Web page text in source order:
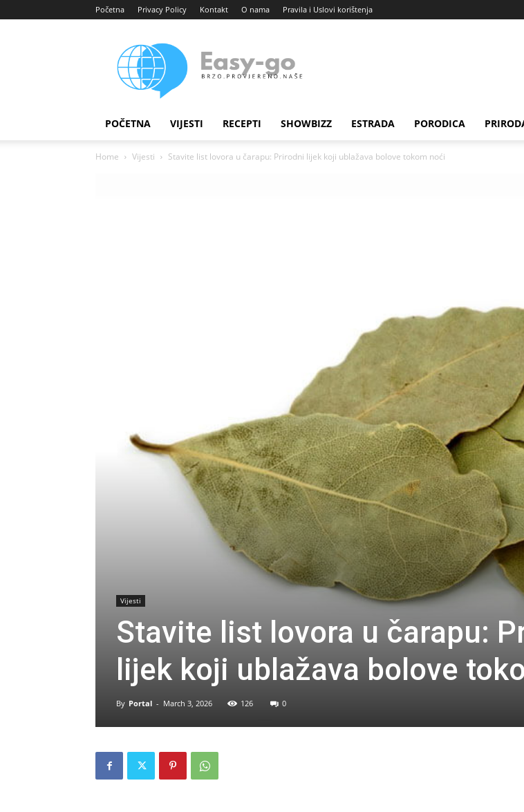
Početna Privacy Policy Kontakt O nama Pravila i Uslovi korištenja
portal
POČETNA VIJESTI RECEPTI SHOWBIZZ ESTRADA PORODICA
Home Vijesti Stavite list lovora u čarapu: Prirodni lijek koji ublažava bolove tokom noći
Vijesti
Stavite list lovora u čarapu:
lijek koji ublažava bolove
By Portal - March 3, 2026 126 0